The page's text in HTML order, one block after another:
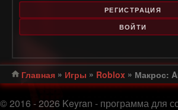
РЕГИСТРАЦИЯ
ВОЙТИ
Главная » Игры » Roblox » Макрос:
© 2016 - 2026 Keyran - программа для